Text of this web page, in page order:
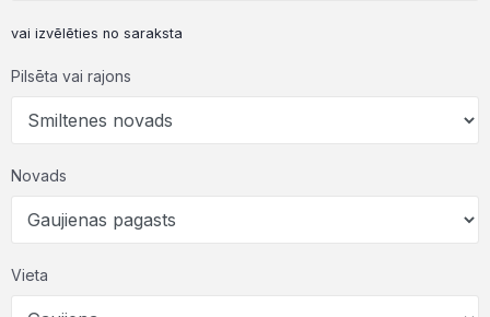
vai izvēlēties no saraksta
Pilsēta vai rajons
Novads
Vieta